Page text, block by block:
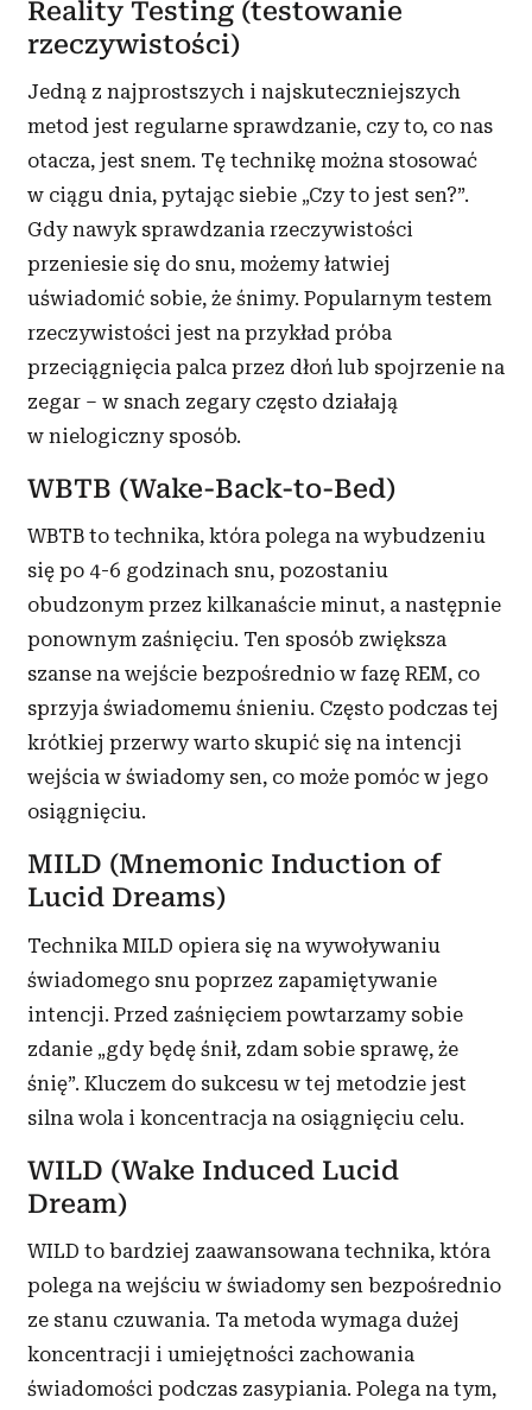
Reality Testing (testowanie
rzeczywistości)
Jedną z najprostszych i najskuteczniejszych
metod jest regularne sprawdzanie, czy to, co nas
otacza, jest snem. Tę technikę można stosować
w ciągu dnia, pytając siebie „Czy to jest sen?”.
Gdy nawyk sprawdzania rzeczywistości
przeniesie się do snu, możemy łatwiej
uświadomić sobie, że śnimy. Popularnym testem
rzeczywistości jest na przykład próba
przeciągnięcia palca przez dłoń lub spojrzenie na
zegar – w snach zegary często działają
w nielogiczny sposób.
WBTB (Wake-Back-to-Bed)
WBTB to technika, która polega na wybudzeniu
się po 4-6 godzinach snu, pozostaniu
obudzonym przez kilkanaście minut, a następnie
ponownym zaśnięciu. Ten sposób zwiększa
szanse na wejście bezpośrednio w fazę REM, co
sprzyja świadomemu śnieniu. Często podczas tej
krótkiej przerwy warto skupić się na intencji
wejścia w świadomy sen, co może pomóc w jego
osiągnięciu.
MILD (Mnemonic Induction of
Lucid Dreams)
Technika MILD opiera się na wywoływaniu
świadomego snu poprzez zapamiętywanie
intencji. Przed zaśnięciem powtarzamy sobie
zdanie „gdy będę śnił, zdam sobie sprawę, że
śnię”. Kluczem do sukcesu w tej metodzie jest
silna wola i koncentracja na osiągnięciu celu.
WILD (Wake Induced Lucid
Dream)
WILD to bardziej zaawansowana technika, która
polega na wejściu w świadomy sen bezpośrednio
ze stanu czuwania. Ta metoda wymaga dużej
koncentracji i umiejętności zachowania
świadomości podczas zasypiania. Polega na tym,